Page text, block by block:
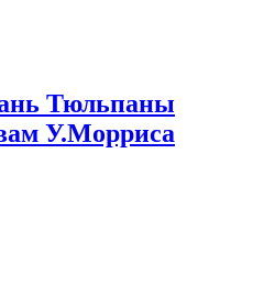
Тюльпаны
У.Морриса